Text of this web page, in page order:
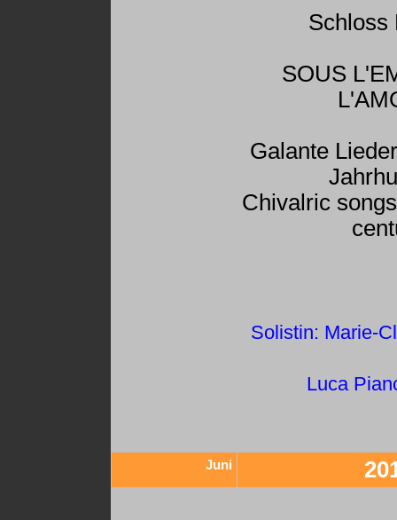
Schloss
SOUS
Galante
Chivalric
Solistin: Marie-
Luca
Juni